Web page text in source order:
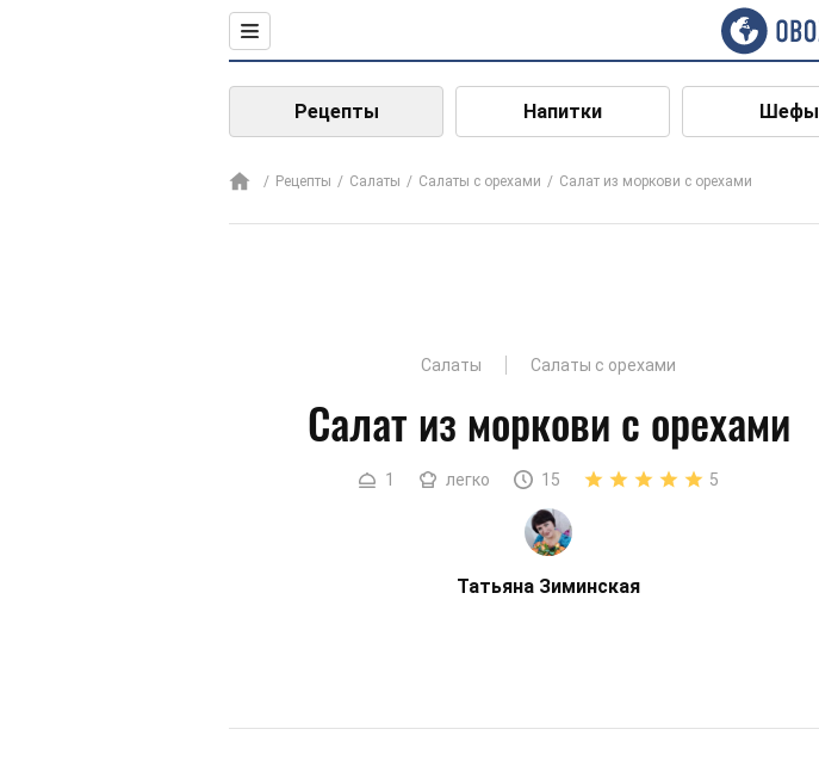
Рецепты Напитки Шефы
Рецепты Салаты Салаты с орехами Салат из моркови с орехами
Салаты Салаты с орехами
Салат из моркови с орехами
1 легко 15 5
Татьяна Зиминская